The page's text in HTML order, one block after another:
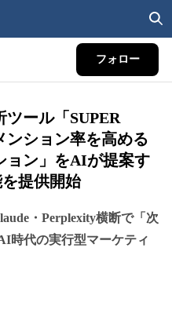
フォロー
ツール「SUPER
ンション率を高める
ン」をAIが提案す
提供開始
・Perplexity横断で「次
時代の実行型マーケティ